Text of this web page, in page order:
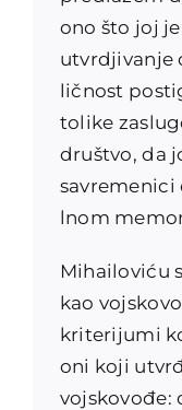
ono što joj
utvrdjivanje
ličnost
tolike
društvo, da
lnom
Mihailoviću
kao
kriterijumi
oni koji
vojskovođe: